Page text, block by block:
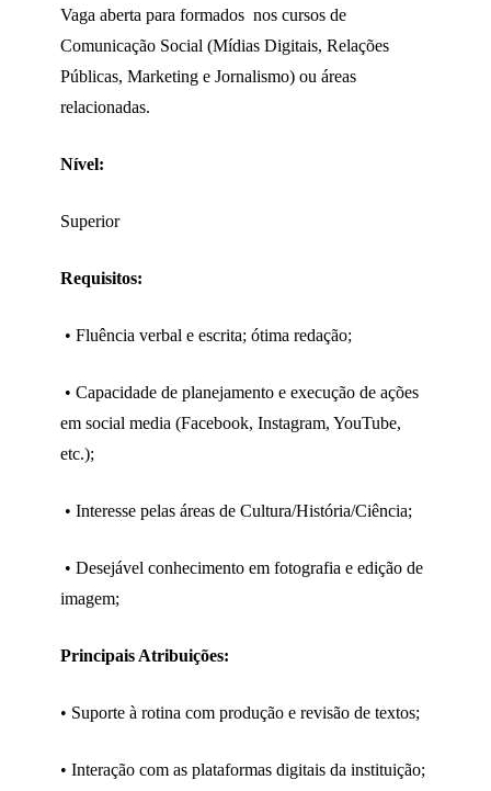
Vaga aberta para formados nos cursos de
Comunicação Social (Mídias Digitais, Relações
Públicas, Marketing e Jornalismo) ou áreas
relacionadas.
Nível:
Superior
Requisitos:
• Fluência verbal e escrita; ótima redação;
• Capacidade de planejamento e execução de ações
em social media (Facebook, Instagram, YouTube,
etc.);
• Interesse pelas áreas de Cultura/História/Ciência;
• Desejável conhecimento em fotografia e edição de
imagem;
Principais Atribuições:
• Suporte à rotina com produção e revisão de textos;
• Interação com as plataformas digitais da instituição;